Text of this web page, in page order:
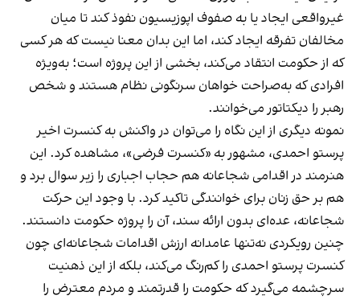
غیرواقعی ایجاد یا به صفوف اپوزیسیون نفوذ کند تا میان
مخالفان تفرقه ایجاد کند، اما این بدان معنا نیست که هر کسی
که از حکومت انتقاد می‌کند، بخشی از این پروژه است؛ به‌ویژه
افرادی که به‌صراحت خواهان سرنگونی نظام هستند و شخص
رهبر را دیکتاتور می‌خوانند.
نمونه دیگری از این نگاه را می‌توان در واکنش به کنسرت اخیر
پرستو احمدی، مشهور به «کنسرت فرضی»، مشاهده کرد. این
هنرمند در اقدامی شجاعانه هم حجاب اجباری را زیر سوال برد و
هم بر حق زنان برای خوانندگی تاکید کرد. با وجود این حرکت
شجاعانه، عده‌ای بدون ارائه سند، آن را پروژه حکومت دانستند.
چنین رویکردی نه‌تنها عامدانه ارزش اقدامات شجاعانه‌ای چون
کنسرت پرستو احمدی را کم‌رنگ می‌کند، بلکه از این ذهنیت
سرچشمه می‌گیرد که حکومت را قدرتمند و مردم معترض را